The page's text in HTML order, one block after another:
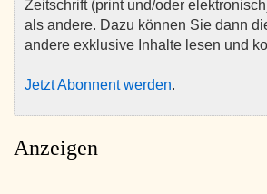
Zeitschrift (print und/oder
als andere. Dazu können Sie dann
andere exklusive Inhalte lesen und
Jetzt Abonnent werden.
Anzeigen